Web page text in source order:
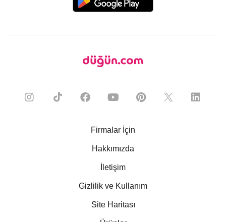
Firmalar İçin
Hakkımızda
İletişim
Gizlilik ve Kullanım
Site Haritası